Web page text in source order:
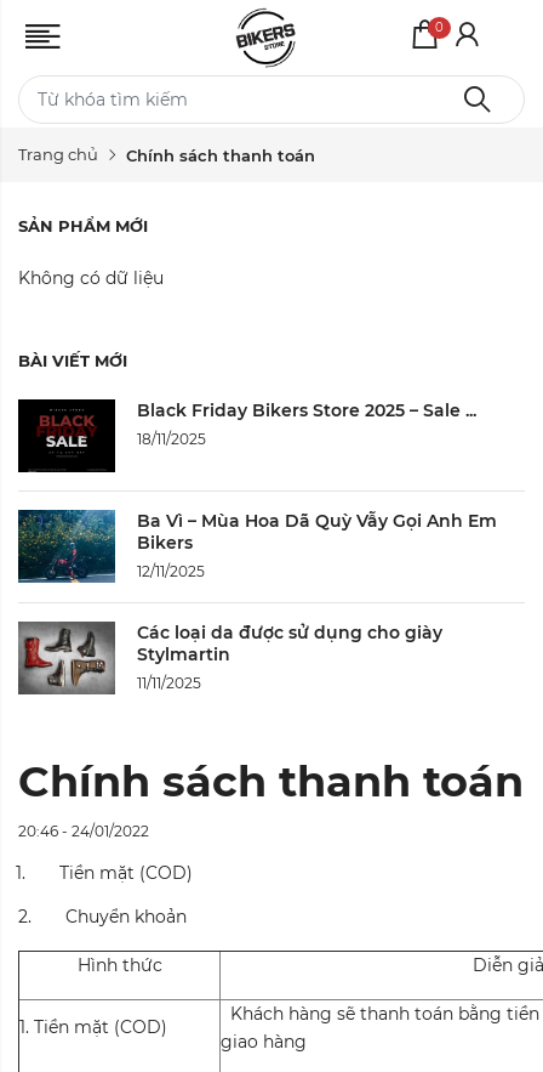
0
Trang chủ Chính sách thanh toán
SẢN PHẨM MỚI
Không có dữ liệu
BÀI VIẾT MỚI
Black Friday Bikers Store 2025 – Sale ...
18/11/2025
Ba Vì – Mùa Hoa Dã Quỳ Vẫy Gọi Anh Em
Bikers
12/11/2025
Các loại da được sử dụng cho giày
Stylmartin
11/11/2025
Chính sách thanh toán
20:46 - 24/01/2022
1.Tiền mặt (COD)
2. Chuyển khoản
Hình thức Diễn
1. Tiền mặt (COD)
Khách hàng sẽ thanh toán bằng
giao hàng